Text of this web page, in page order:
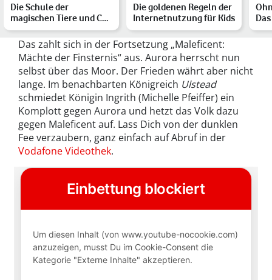
Die Schule der
magischen Tiere und Co.:
Die fünf besten
Kinderfil…
Die goldenen Regeln der
Internetnutzung für Kids
Das zahlt sich in der Fortsetzung „Maleficent:
Mächte der Finsternis“ aus. Aurora herrscht nun
selbst über das Moor. Der Frieden währt aber nicht
lange. Im benachbarten Königreich Ulstead
schmiedet Königin Ingrith (Michelle Pfeiffer) ein
Komplott gegen Aurora und hetzt das Volk dazu
gegen Maleficent auf. Lass Dich von der dunklen
Fee verzaubern, ganz einfach auf Abruf in der
Vodafone Videothek.